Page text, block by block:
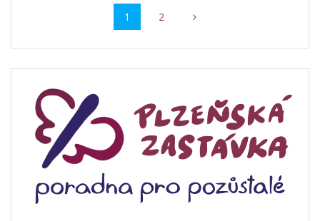
navigace Stránka
1 Stránka
2